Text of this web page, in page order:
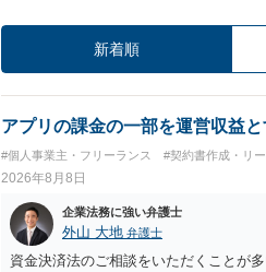
新着順
アプリの課金の一部を運営収益
#個人事業主・フリーランス #契約書作成・リ
2026年8月8日
企業法務に強い弁護士
外山 大地 弁護士
資金決済法のご相談をいただくことが